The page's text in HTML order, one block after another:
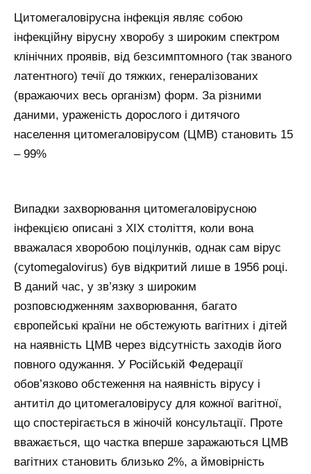
Цитомегаловірусна інфекція являє собою
інфекційну вірусну хворобу з широким спектром
клінічних проявів, від безсимптомного (так званого
латентного) течії до тяжких, генералізованих
(вражаючих весь організм) форм. За різними
даними, ураженість дорослого і дитячого
населення цитомегаловірусом (ЦМВ) становить 15
– 99%
Випадки захворювання цитомегаловірусною
інфекцією описані з XIX століття, коли вона
вважалася хворобою поцілунків, однак сам вірус
(cytomegalovirus) був відкритий лише в 1956 році.
В даний час, у зв’язку з широким
розповсюдженням захворювання, багато
європейські країни не обстежують вагітних і дітей
на наявність ЦМВ через відсутність заходів його
повного одужання. У Російській Федерації
обов’язково обстеження на наявність вірусу і
антитіл до цитомегаловірусу для кожної вагітної,
що спостерігається в жіночій консультації. Проте
вважається, що частка вперше заражаються ЦМВ
вагітних становить близько 2%, а ймовірність